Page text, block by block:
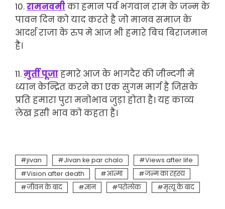
10.रामनवमीका हमान पर्व भगवान राम के जन्म के
पावन दिन को याद करते है जो मानव समाज के
आदर्श राजा के रुप मे आज भी हमारे बिच बिराजमान
है।
11.मुर्ती पूजाहमारे आज के भागदैर की जीन्दगी मे
ध्यान केन्द्रित करने का एक सुगम मार्ग है जिसके
प्रति हमारा पुरा मनोभाव जुड़ा होता है। यह काव्य
लेख इसी भाव को कहता है।
jivan Jivan ke par chalo
Views after life
Vision after death
आत्मा
जन्म का रहस्य
जीवन के बाद
ज्ञान परोलोक मृत्यू के बाद